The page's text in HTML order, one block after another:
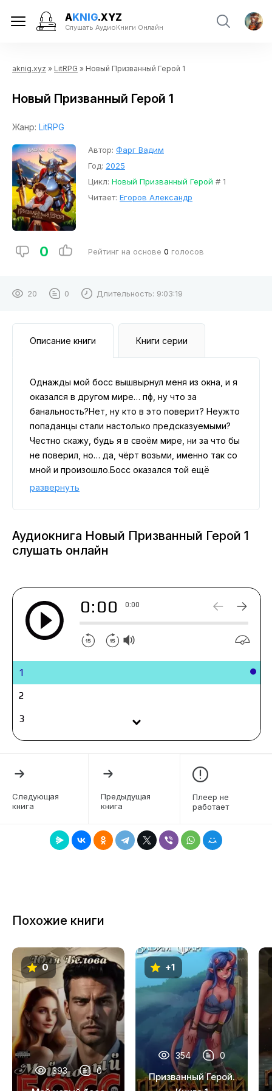
AKNIG.XYZ
Слушать АудиоКниги Онлайн
aknig.xyz » LitRPG » Новый Призванный Герой 1
Новый Призванный Герой 1
Жанр: LitRPG
Автор: Фарг Вадим
Год: 2025
Цикл: Новый Призванный Герой # 1
Читает: Егоров Александр
0 Рейтинг на основе 0 голосов
20 0 Длительность: 9:03:19
Описание книги Книги серии
Однажды мой босс вышвырнул меня из окна, и я
оказался в другом мире… пф, ну что за
банальность?Нет, ну кто в это поверит? Неужто
попаданцы стали настолько предсказуемыми?
Честно скажу, будь я в своём мире, ни за что бы
не поверил, но… да, чёрт возьми, именно так со
мной и произошло.Босс оказался той ещё
сволочью, а я… я просто хотел лучшего. Может,
Поэтому не буду отчаиваться, а засучу рукава и
одновременно жуткий мир магии и меча!
развернуть
Аудиокнига Новый Призванный Герой 1
слушать онлайн
0:00 0:00
1
2
3
4
7
12
13
14
15
16
17
18
Следующая
книга
Предыдущая
книга
Плеер не
работает
Похожие книги
0
393 0
+1
354 0
Призванный Герой.